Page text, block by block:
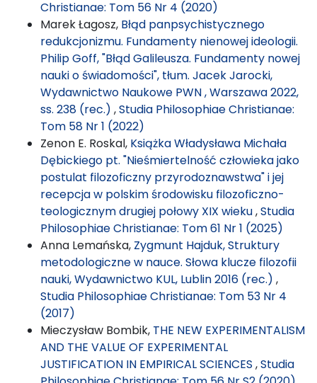
Christianae: Tom 56 Nr 4 (2020)
Marek Łagosz, Błąd panpsychistycznego
redukcjonizmu. Fundamenty nienowej ideologii.
Philip Goff, "Błąd Galileusza. Fundamenty nowej
nauki o świadomości", tłum. Jacek Jarocki,
Wydawnictwo Naukowe PWN , Warszawa 2022,
ss. 238 (rec.) ,Studia Philosophiae Christianae:
Tom 58 Nr 1 (2022)
Zenon E. Roskal, Książka Władysława Michała
Dębickiego pt. "Nieśmiertelność człowieka jako
postulat filozoficzny przyrodoznawstwa" i jej
recepcja w polskim środowisku filozoficzno-
teologicznym drugiej połowy XIX wieku,Studia
Philosophiae Christianae: Tom 61 Nr 1 (2025)
Anna Lemańska, Zygmunt Hajduk, Struktury
metodologiczne w nauce. Słowa klucze filozofii
nauki, Wydawnictwo KUL, Lublin 2016 (rec.) ,
Studia Philosophiae Christianae: Tom 53 Nr 4
(2017)
Mieczysław Bombik, THE NEW EXPERIMENTALISM
AND THE VALUE OF EXPERIMENTAL
JUSTIFICATION IN EMPIRICAL SCIENCES ,Studia